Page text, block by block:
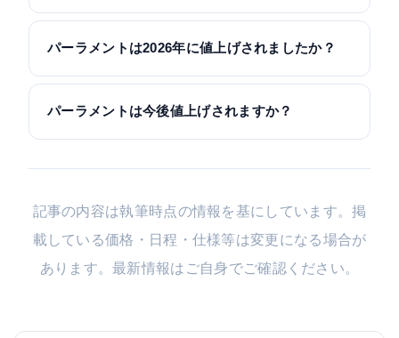
パーラメントは2026年に値上げされましたか？
パーラメントは今後値上げされますか？
記事の内容は執筆時点の情報を基にしています。掲
載している価格・日程・仕様等は変更になる場合が
あります。最新情報はご自身でご確認ください。